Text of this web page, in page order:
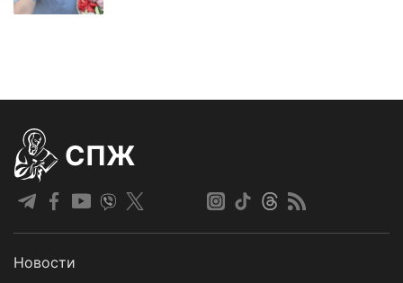
СПЖ
Новости